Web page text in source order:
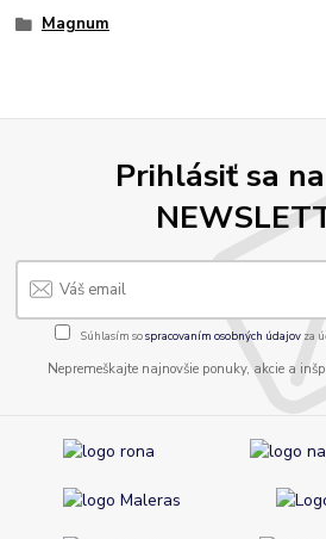
Magnum
Prihlásiť sa
Súhlasím sospracovaním osobných údajov za
Nepremeškajte najnovšie ponuky, akcie a